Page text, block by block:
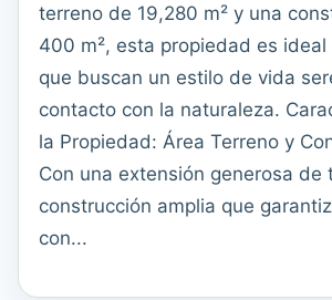
terreno de 19,280 m² y una
400 m², esta propiedad es ideal
que buscan un estilo de vida
contacto con la naturaleza.
la Propiedad: Área Terreno y
Con una extensión generosa de
construcción amplia que
con...